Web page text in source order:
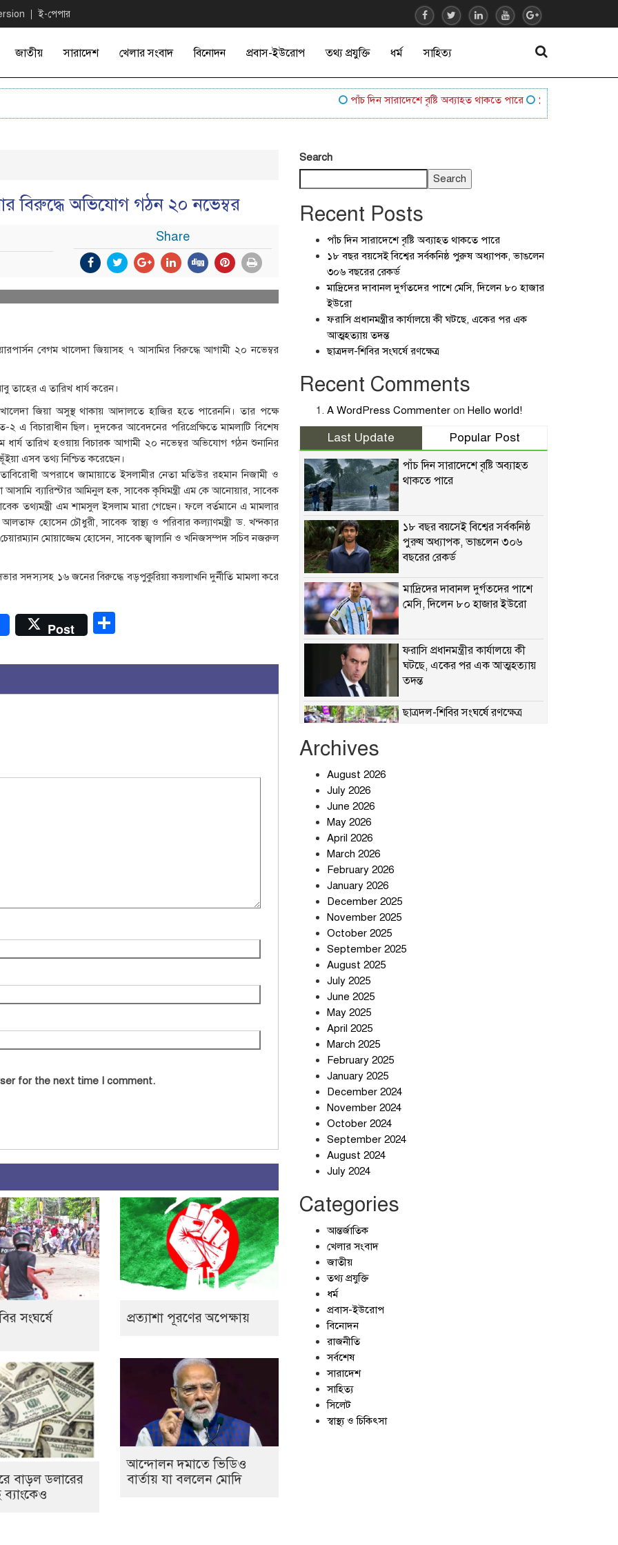
ই-পেপার
জাতীয় সারাদেশ খেলার সংবাদ বিনোদন প্রবাস-ইউরোপ তথ্য প্রযুক্তি ধর্ম সাহিত্য
পাঁচ দিন সারাদেশে বৃষ্টি অব্যাহত থাকতে পারে ১৮ বছর বয়সেই বিশ্বের
বিরুদ্ধে অভিযোগ গঠন ২০ নভেম্বর
Share
বেগম খালেদা জিয়াসহ ৭ আসামির বিরুদ্ধে আগামী ২০ নভেম্বর
এ তারিখ ধার্য করেন।
জিয়া অসুস্থ থাকায় আদালতে হাজির হতে পারেননি। তার পক্ষে
এ বিচারাধীন ছিল। দুদকের আবেদনের পরিপ্রেক্ষিতে মামলাটি বিশেষ
তারিখ হওয়ায় বিচারক আগামী ২০ নভেম্বর অভিযোগ গঠন শুনানির
এসব তথ্য নিশ্চিত করেছেন।
অপরাধে জামায়াতে ইসলামীর নেতা মতিউর রহমান নিজামী ও
ব্যারিস্টার আমিনুল হক, সাবেক কৃষিমন্ত্রী এম কে আনোয়ার, সাবেক
তথ্যমন্ত্রী এম শামসুল ইসলাম মারা গেছেন। ফলে বর্তমানে এ মামলার
হোসেন চৌধুরী, সাবেক স্বাস্থ্য ও পরিবার কল্যাণমন্ত্রী ড. খন্দকার
মোয়াজ্জেম হোসেন, সাবেক জ্বালানি ও খনিজসম্পদ সচিব নজরুল
সদস্যসহ ১৬ জনের বিরুদ্ধে বড়পুকুরিয়া কয়লাখনি দুর্নীতি মামলা করে
Post
for the next time I comment.
সংঘর্ষে
প্রত্যাশা পূরণের অপেক্ষায়
বাড়ল ডলারের
আন্দোলন দমাতে ভিডিও
বার্তায় যা বললেন মোদি
Search
Search
Recent Posts
পাঁচ দিন সারাদেশে বৃষ্টি অব্যাহত থাকতে পারে
১৮ বছর বয়সেই বিশ্বের সর্বকনিষ্ঠ পুরুষ অধ্যাপক, ভাঙলেন
৩০৬ বছরের রেকর্ড
মাদ্রিদের দাবানল দুর্গতদের পাশে মেসি, দিলেন ৮০ হাজার
ইউরো
ফরাসি প্রধানমন্ত্রীর কার্যালয়ে কী ঘটছে, একের পর এক
আত্মহত্যায় তদন্ত
ছাত্রদল-শিবির সংঘর্ষে রণক্ষেত্র
Recent Comments
A WordPress Commenter on Hello world!
Last Update Popular Post
পাঁচ দিন সারাদেশে বৃষ্টি অব্যাহত
থাকতে পারে
১৮ বছর বয়সেই বিশ্বের সর্বকনিষ্ঠ
পুরুষ অধ্যাপক, ভাঙলেন ৩০৬
বছরের রেকর্ড
মাদ্রিদের দাবানল দুর্গতদের পাশে
মেসি, দিলেন ৮০ হাজার ইউরো
ফরাসি প্রধানমন্ত্রীর কার্যালয়ে কী
ঘটছে, একের পর এক আত্মহত্যায়
তদন্ত
ছাত্রদল-শিবির সংঘর্ষে রণক্ষেত্র
কয়ছর এম আহমেদের সঙ্গে
Archives
August 2026
July 2026
June 2026
May 2026
April 2026
March 2026
February 2026
January 2026
December 2025
November 2025
October 2025
September 2025
August 2025
July 2025
June 2025
May 2025
April 2025
March 2025
February 2025
January 2025
December 2024
November 2024
October 2024
September 2024
August 2024
July 2024
Categories
আন্তর্জাতিক
খেলার সংবাদ
জাতীয়
তথ্য প্রযুক্তি
ধর্ম
প্রবাস-ইউরোপ
বিনোদন
রাজনীতি
সর্বশেষ
সারাদেশ
সাহিত্য
সিলেট
স্বাস্থ্য ও চিকিৎসা